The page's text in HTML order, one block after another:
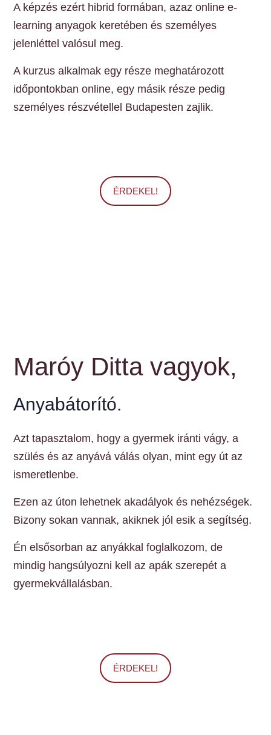
A képzés ezért hibrid formában, azaz online e-
learning anyagok keretében és személyes
jelenléttel valósul meg.
A kurzus alkalmak egy része meghatározott
időpontokban online, egy másik része pedig
személyes részvétellel Budapesten zajlik.
ÉRDEKEL!
Maróy Ditta vagyok,
Anyabátorító.
Azt tapasztalom, hogy a gyermek iránti vágy, a
szülés és az anyává válás olyan, mint egy út az
ismeretlenbe.
Ezen az úton lehetnek akadályok és nehézségek.
Bizony sokan vannak, akiknek jól esik a segítség.
Én elsősorban az anyákkal foglalkozom, de
mindig hangsúlyozni kell az apák szerepét a
gyermekvállalásban.
ÉRDEKEL!